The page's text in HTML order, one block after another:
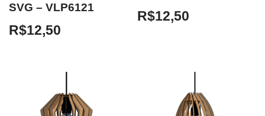
SVG – VLP6121
R$12,50
R$12,50